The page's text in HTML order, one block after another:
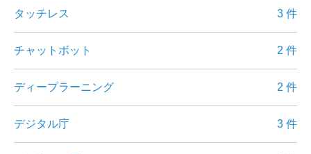
タッチレス 3 件
チャットボット 2 件
ディープラーニング 2 件
デジタル庁 3 件